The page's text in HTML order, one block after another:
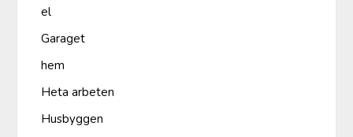
el
Garaget
hem
Heta arbeten
Husbyggen